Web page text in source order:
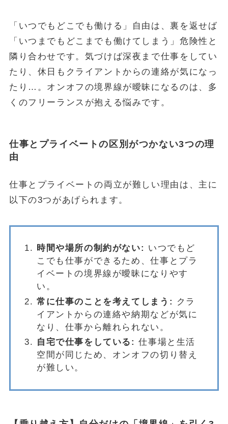
「いつでもどこでも働ける」自由は、裏を返せば
「いつまでもどこまでも働けてしまう」危険性と
隣り合わせです。気づけば深夜まで仕事をしてい
たり、休日もクライアントからの連絡が気になっ
たり…。オンオフの境界線が曖昧になるのは、多
くのフリーランスが抱える悩みです。
仕事とプライベートの区別がつかない3つの理
由
仕事とプライベートの両立が難しい理由は、主に
以下の3つがあげられます。
時間や場所の制約がない: いつでもど
こでも仕事ができるため、仕事とプラ
イベートの境界線が曖昧になりやす
い。
常に仕事のことを考えてしまう:
クラ
イアントからの連絡や納期などが気に
なり、仕事から離れられない。
自宅で仕事をしている: 仕事場と生活
空間が同じため、オンオフの切り替え
が難しい。